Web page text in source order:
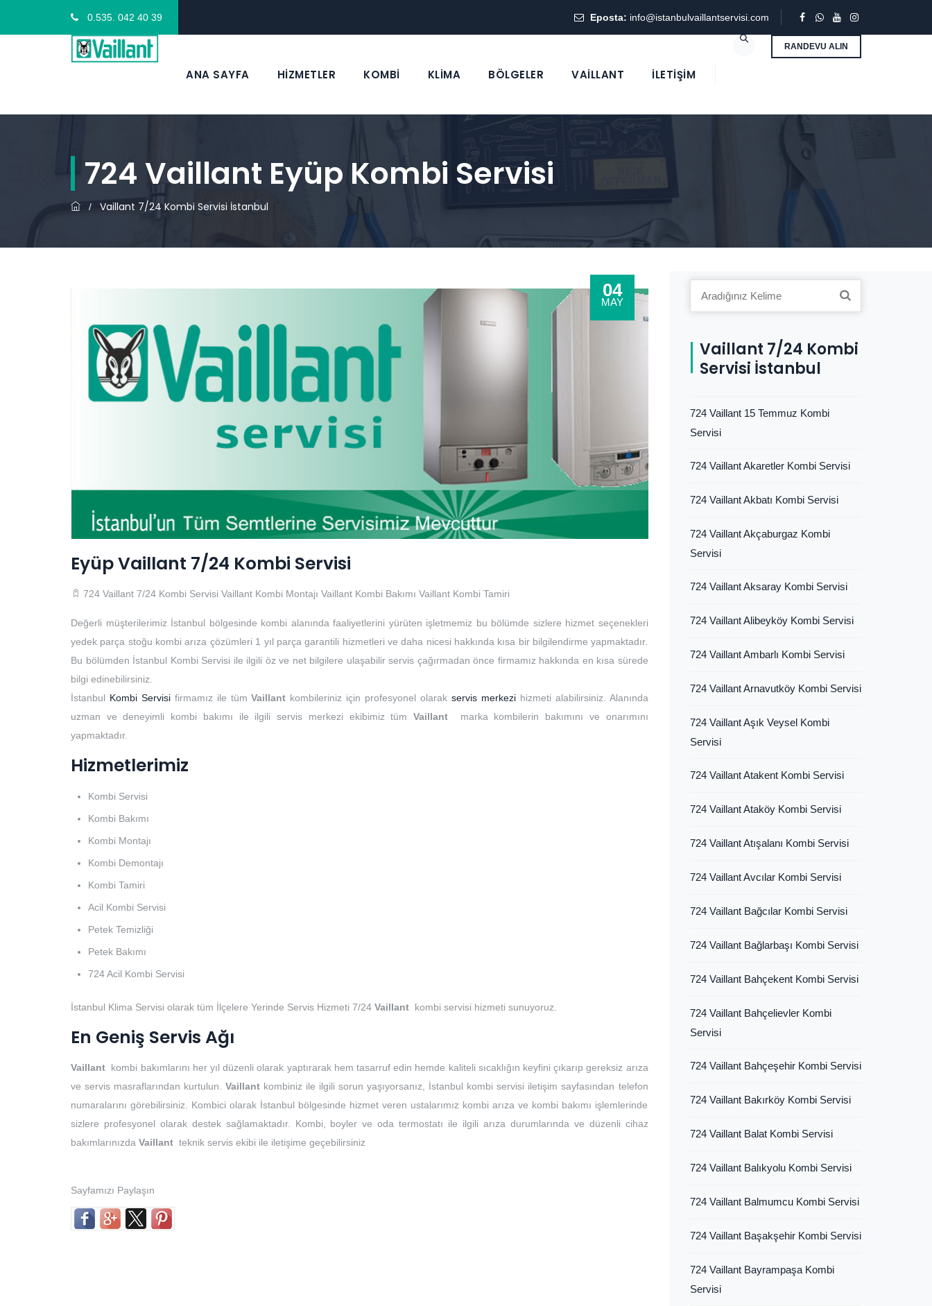
0.535. 042 40 39 Eposta: info@istanbulvaillantservisi.com
RANDEVU ALIN
ANA SAYFA HİZMETLER KOMBİ KLİMA BÖLGELER VAİLLANT İLETIŞIM
724 Vaillant Eyüp Kombi Servisi
/ Vaillant 7/24 Kombi Servisi İstanbul
04
MAY
Eyüp Vaillant 7/24 Kombi Servisi
724 Vaillant 7/24 Kombi Servisi Vaillant Kombi Montajı Vaillant Kombi Bakımı Vaillant Kombi Tamiri
Değerli müşterilerimiz İstanbul bölgesinde kombi alanında faaliyetlerini yürüten işletmemiz bu bölümde sizlere hizmet seçenekleri
yedek parça stoğu kombi arıza çözümleri 1 yıl parça garantili hizmetleri ve daha nicesi hakkında kısa bir bilgilendirme yapmaktadır.
Bu bölümden İstanbul Kombi Servisi ile ilgili öz ve net bilgilere ulaşabilir servis çağırmadan önce firmamız hakkında en kısa sürede
bilgi edinebilirsiniz.
İstanbul Kombi Servisi firmamız ile tümVaillant kombileriniz için profesyonel olarak servis merkezihizmeti alabilirsiniz. Alanında
uzman ve deneyimli kombi bakımı ile ilgili servis merkezi ekibimiz tümVaillant marka kombilerin bakımını ve onarımını
yapmaktadır.
Hizmetlerimiz
Kombi Servisi
Kombi Bakımı
Kombi Montajı
Kombi Demontajı
Kombi Tamiri
Acil Kombi Servisi
Petek Temizliği
Petek Bakımı
724 Acil Kombi Servisi
İstanbul Klima Servisi olarak tüm İlçelere Yerinde Servis Hizmeti 7/24 Vaillant kombi servisi hizmeti sunuyoruz.
En Geniş Servis Ağı
Vaillant kombi bakımlarını her yıl düzenli olarak yaptırarak hem tasarruf edin hemde kaliteli sıcaklığın keyfini çıkarıp gereksiz arıza
ve servis masraflarından kurtulun.Vaillant kombiniz ile ilgili sorun yaşıyorsanız, İstanbul kombi servisi iletişim sayfasından telefon
numaralarını görebilirsiniz. Kombici olarak İstanbul bölgesinde hizmet veren ustalarımız kombi arıza ve kombi bakımı işlemlerinde
sizlere profesyonel olarak destek sağlamaktadır. Kombi, boyler ve oda termostatı ile ilgili arıza durumlarında ve düzenli cihaz
bakımlarınızda Vaillant teknik servis ekibi ile iletişime geçebilirsiniz
Sayfamızı Paylaşın
Vaillant 7/24 Kombi
Servisi İstanbul
724 Vaillant 15 Temmuz Kombi
Servisi
724 Vaillant Akaretler Kombi Servisi
724 Vaillant Akbatı Kombi Servisi
724 Vaillant Akçaburgaz Kombi
Servisi
724 Vaillant Aksaray Kombi Servisi
724 Vaillant Alibeyköy Kombi Servisi
724 Vaillant Ambarlı Kombi Servisi
724 Vaillant Arnavutköy Kombi Servisi
724 Vaillant Aşık Veysel Kombi
Servisi
724 Vaillant Atakent Kombi Servisi
724 Vaillant Ataköy Kombi Servisi
724 Vaillant Atışalanı Kombi Servisi
724 Vaillant Avcılar Kombi Servisi
724 Vaillant Bağcılar Kombi Servisi
724 Vaillant Bağlarbaşı Kombi Servisi
724 Vaillant Bahçekent Kombi Servisi
724 Vaillant Bahçelievler Kombi
Servisi
724 Vaillant Bahçeşehir Kombi Servisi
724 Vaillant Bakırköy Kombi Servisi
724 Vaillant Balat Kombi Servisi
724 Vaillant Balıkyolu Kombi Servisi
724 Vaillant Balmumcu Kombi Servisi
724 Vaillant Başakşehir Kombi Servisi
724 Vaillant Bayrampaşa Kombi
Servisi